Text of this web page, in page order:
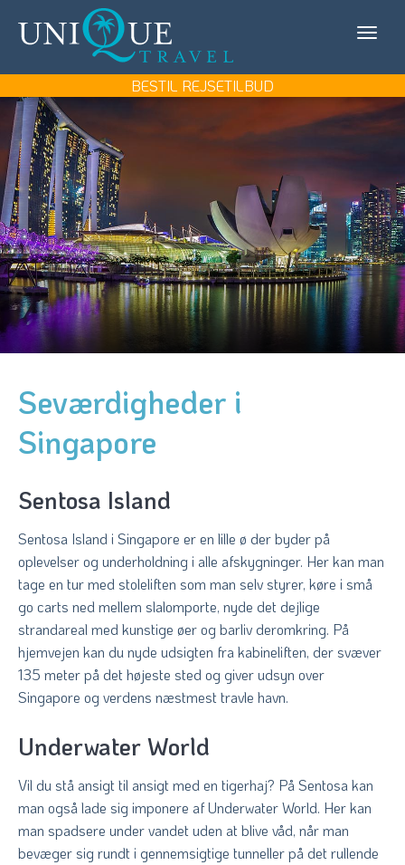
KONTAKT OS
MIN REJSE/LOG IN
Travel
BESTIL REJSETILBUD
REJSEMÅL
REJSETYPER
UDFLUGTER
UNIQUE TRAVEL
BOOK REJSEMØDE
Seværdigheder i
Singapore
Sentosa Island
Sentosa Island i Singapore er en lille ø der byder på
oplevelser og underholdning i alle afskygninger. Her kan man
tage en tur med stoleliften som man selv styrer, køre i små
go carts ned mellem slalomporte, nyde det dejlige
strandareal med kunstige øer og barliv deromkring. På
hjemvejen kan du nyde udsigten fra kabineliften, der svæver
135 meter på det højeste sted og giver udsyn over
Singapore og verdens næstmest travle havn.
Underwater World
Vil du stå ansigt til ansigt med en tigerhaj? På Sentosa kan
man også lade sig imponere af Underwater World. Her kan
man spadsere under vandet uden at blive våd, når man
bevæger sig rundt i gennemsigtige tunneller på det rullende